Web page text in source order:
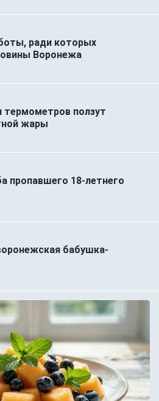
ради которых
Воронежа
термометров ползут
жары
пропавшего 18-летнего
бабушка-